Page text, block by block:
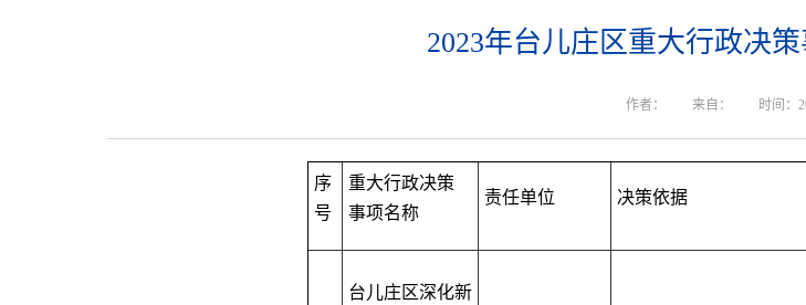
2023年台儿庄区重大行政决策
作者： 来自： 时间：
序
号
重大行政决策
事项名称
责任单位 决策依据
台儿庄区深化新